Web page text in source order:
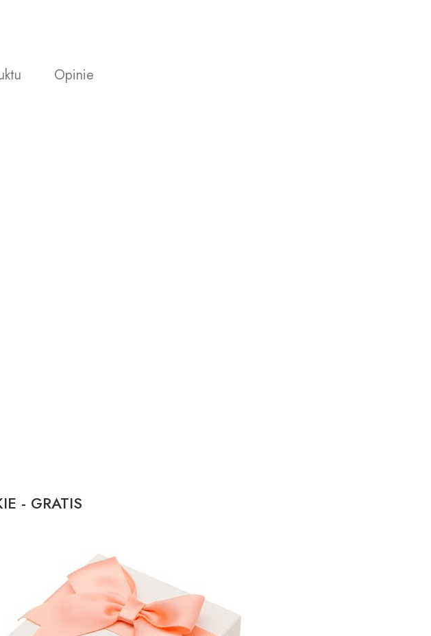
Opinie
- GRATIS